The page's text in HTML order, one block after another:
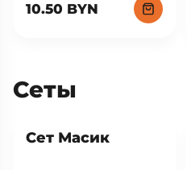
10.50 BYN
Сеты
Сет Масик